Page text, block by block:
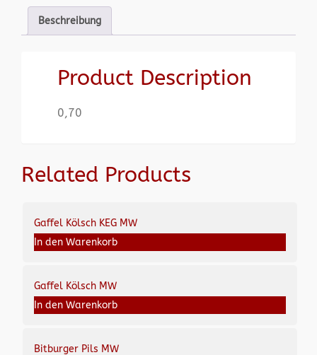
Beschreibung
Product Description
0,70
Related Products
Gaffel Kölsch KEG MW
In den Warenkorb
Gaffel Kölsch MW
In den Warenkorb
Bitburger Pils MW